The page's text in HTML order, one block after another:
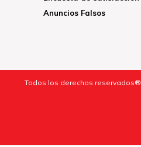
Anuncios Falsos
Todos los derechos reservados®